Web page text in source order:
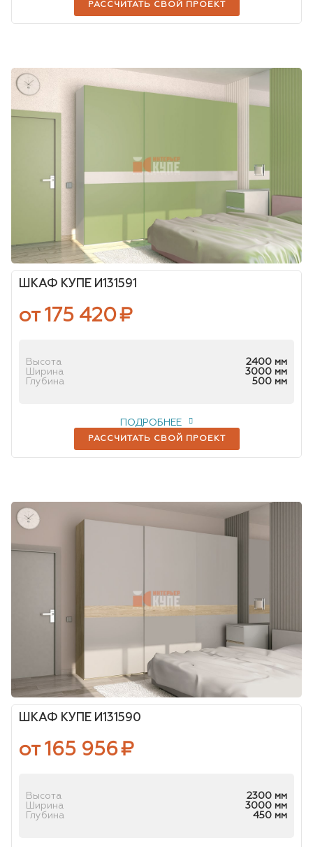
РАССЧИТАТЬ СВОЙ ПРОЕКТ
ШКАФ КУПЕ И131591
от 175 420₽
Высота
2400 мм
Ширина
3000 мм
Глубина
500 мм
РАССЧИТАТЬ СВОЙ ПРОЕКТ
ПОДРОБНЕЕ
ШКАФ КУПЕ И131590
от 165 956₽
Высота
2300 мм
Ширина
3000 мм
Глубина
450 мм